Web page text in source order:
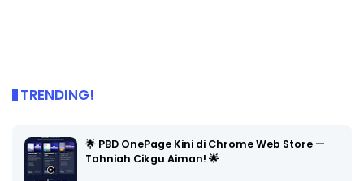
TRENDING!
🌟 PBD OnePage Kini di Chrome Web Store —
Tahniah Cikgu Aiman! 🌟